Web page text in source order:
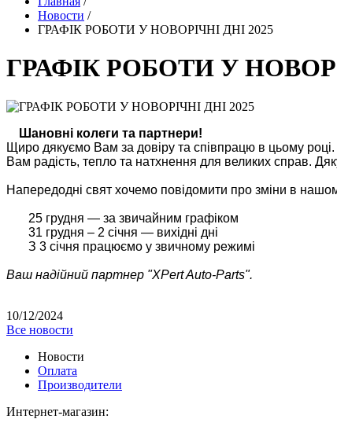
Новости /
ГРАФІК РОБОТИ У НОВОРІЧНІ ДНІ 2025
ГРАФІК РОБОТИ У
Шановні колеги та партнери!
Щиро дякуємо Вам за довіру та співпрацю в цьому році.
Вам радість, тепло та натхнення для великих справ.
Напередодні свят хочемо повідомити про зміни в
25 грудня — за звичайним графіком
31 грудня – 2 січня — вихідні дні
З 3 січня працюємо у звичному режимі
Ваш надійний партнер "XPert Auto-Parts".
10/12/2024
Все новости
Новости
Оплата
Производители
Интернет-магазин: